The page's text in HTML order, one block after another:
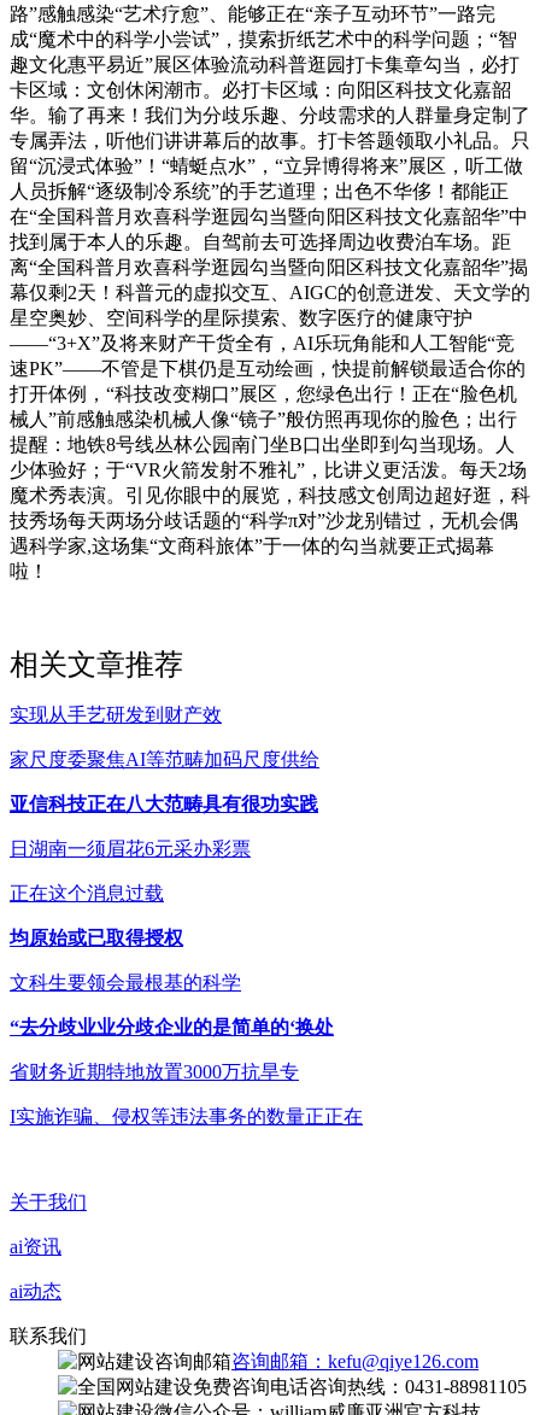
路”感触感染“艺术疗愈”、能够正在“亲子互动环节”一路完
成“魔术中的科学小尝试”，摸索折纸艺术中的科学问题；“智
趣文化惠平易近”展区体验流动科普逛园打卡集章勾当，必打
卡区域：文创休闲潮市。必打卡区域：向阳区科技文化嘉韶
华。输了再来！我们为分歧乐趣、分歧需求的人群量身定制了
专属弄法，听他们讲讲幕后的故事。打卡答题领取小礼品。只
留“沉浸式体验”！“蜻蜓点水”，“立异博得将来”展区，听工做
人员拆解“逐级制冷系统”的手艺道理；出色不华侈！都能正
在“全国科普月欢喜科学逛园勾当暨向阳区科技文化嘉韶华”中
找到属于本人的乐趣。自驾前去可选择周边收费泊车场。距
离“全国科普月欢喜科学逛园勾当暨向阳区科技文化嘉韶华”揭
幕仅剩2天！科普元的虚拟交互、AIGC的创意迸发、天文学的
星空奥妙、空间科学的星际摸索、数字医疗的健康守护
——“3+X”及将来财产干货全有，AI乐玩角能和人工智能“竞
速PK”——不管是下棋仍是互动绘画，快提前解锁最适合你的
打开体例，“科技改变糊口”展区，您绿色出行！正在“脸色机
械人”前感触感染机械人像“镜子”般仿照再现你的脸色；出行
提醒：地铁8号线丛林公园南门坐B口出坐即到勾当现场。人
少体验好；于“VR火箭发射不雅礼”，比讲义更活泼。每天2场
魔术秀表演。引见你眼中的展览，科技感文创周边超好逛，科
技秀场每天两场分歧话题的“科学π对”沙龙别错过，无机会偶
遇科学家,这场集“文商科旅体”于一体的勾当就要正式揭幕
啦！
相关文章推荐
实现从手艺研发到财产效
家尺度委聚焦AI等范畴加码尺度供给
亚信科技正在八大范畴具有很功实践
日湖南一须眉花6元采办彩票
正在这个消息过载
均原始或已取得授权
文科生要领会最根基的科学
“去分歧业业分歧企业的是简单的‘换处
省财务近期特地放置3000万抗旱专
I实施诈骗、侵权等违法事务的数量正正在
关于我们
ai资讯
ai动态
联系我们
咨询邮箱：kefu@qiye126.com
咨询热线：0431-88981105